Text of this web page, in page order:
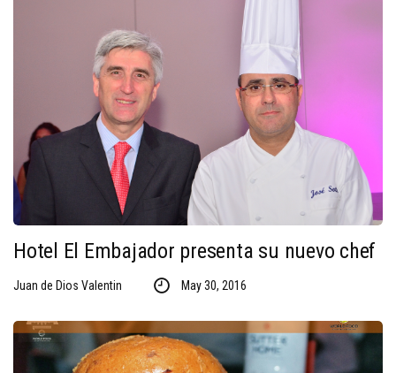
Hotel El Embajador presenta su nuevo chef
Juan de Dios Valentin May 30, 2016